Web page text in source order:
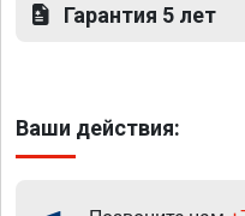
Гарантия 5 лет
Ваши действия: